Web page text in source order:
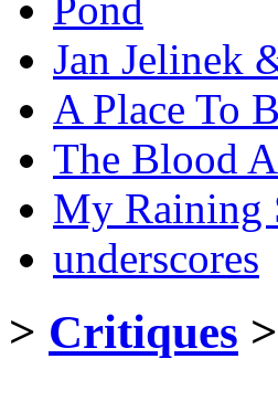
Jan Jelinek
A Place To
The Blood
My Raining
underscores
> Critiques >